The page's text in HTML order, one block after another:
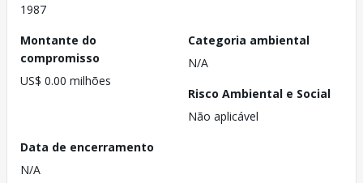
1987
Montante do
compromisso
US$ 0.00 milhões
Categoria ambiental
N/A
Risco Ambiental e Social
Não aplicável
Data de encerramento
N/A